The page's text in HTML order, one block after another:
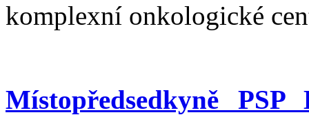
komplexní onkologické
Místopředsedkyně PSP